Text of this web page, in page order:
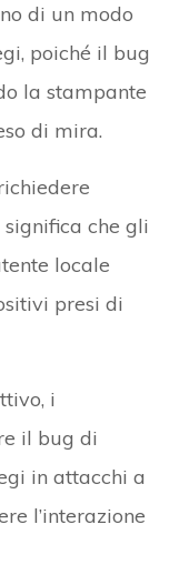
di un modo
poiché il bug
la stampante
di mira.
significa che gli
locale
presi di
i
il bug di
in attacchi a
l’interazione